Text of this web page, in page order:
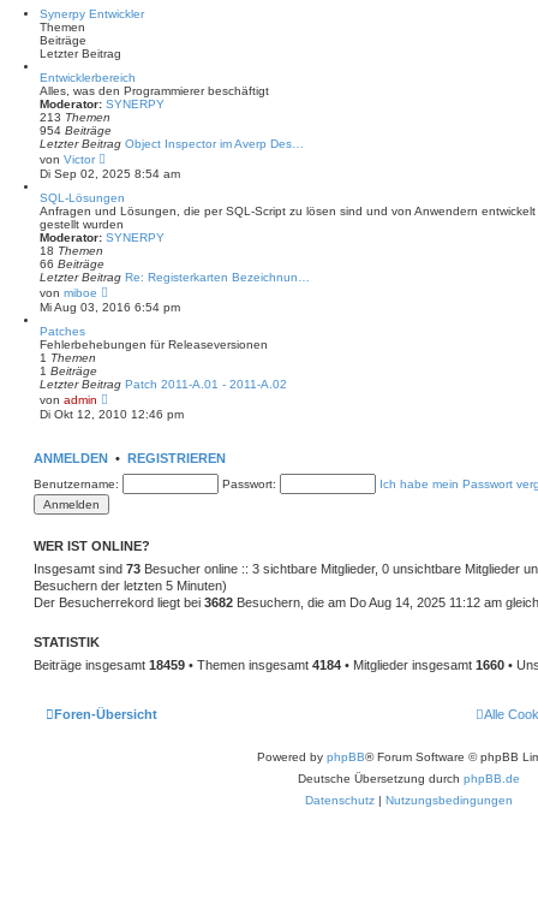
as
B
e
i
t
a
g
Synerpy Entwickler
Themen
Beiträge
Letzter Beitrag
Entwicklerbereich
Alles, was den Programmierer beschäftigt
Moderator: SYNERPY
213 Themen
954 Beiträge
Letzter Beitrag Object Inspector im Averp Des…
von Victor
e
u
e
s
t
e
e
i
t
r
g
Di Sep 02, 2025 8:54 am
SQL-Lösungen
Anfragen und Lösungen, die per SQL-Script zu lösen sind und von Anwendern
gestellt wurden
Moderator: SYNERPY
18 Themen
66 Beiträge
Letzter Beitrag Re: Registerkarten Bezeichnun…
von miboe
e
u
s
r
B
e
i
a
Mi Aug 03, 2016 6:54 pm
Patches
Fehlerbehebungen für Releaseversionen
1 Themen
1 Beiträge
Letzter Beitrag Patch 2011-A.01 - 2011-A.02
von admin
e
u
t
r
B
e
t
r
a
g
Di Okt 12, 2010 12:46 pm
ANMELDEN • REGISTRIEREN
Benutzername: Passwort: Ich habe mein Passwort
WER IST ONLINE?
Insgesamt sind 73 Besucher online :: 3 sichtbare Mitglieder, 0 unsichtbare Mitglieder
Besuchern der letzten 5 Minuten)
Der Besucherrekord liegt bei 3682 Besuchern, die am Do Aug 14, 2025 11:12 am
STATISTIK
Beiträge insgesamt 18459 • Themen insgesamt 4184 • Mitglieder insgesamt 1660 •
Foren-Übersicht Alle
Powered by phpBB® Forum Software © phpBB
Deutsche Übersetzung durch phpBB.de
Datenschutz | Nutzungsbedingungen